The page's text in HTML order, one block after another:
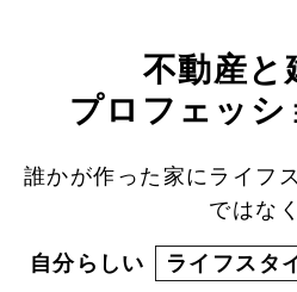
不動産と
プロフェッシ
誰かが作った家にライフ
ではなく
自分らしい ライフスタ